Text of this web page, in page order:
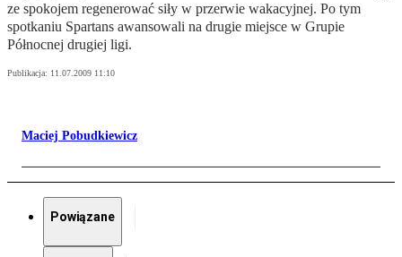
ze spokojem regenerować siły w przerwie wakacyjnej. Po tym
spotkaniu Spartans awansowali na drugie miejsce w Grupie
Północnej drugiej ligi.
Publikacja: 11.07.2009 11:10
Maciej Pobudkiewicz
Powiązane